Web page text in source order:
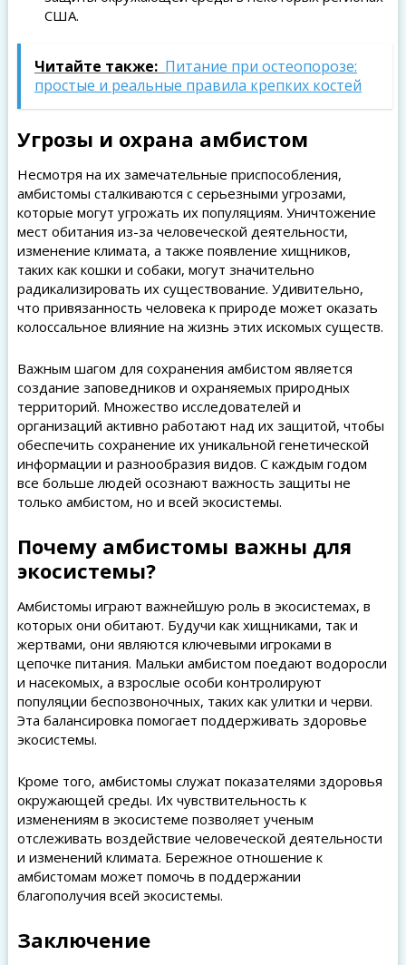
США.
Читайте также: Питание при остеопорозе:
простые и реальные правила крепких костей
Угрозы и охрана амбистом
Несмотря на их замечательные приспособления,
амбистомы сталкиваются с серьезными угрозами,
которые могут угрожать их популяциям. Уничтожение
мест обитания из-за человеческой деятельности,
изменение климата, а также появление хищников,
таких как кошки и собаки, могут значительно
радикализировать их существование. Удивительно,
что привязанность человека к природе может оказать
колоссальное влияние на жизнь этих искомых существ.
Важным шагом для сохранения амбистом является
создание заповедников и охраняемых природных
территорий. Множество исследователей и
организаций активно работают над их защитой, чтобы
обеспечить сохранение их уникальной генетической
информации и разнообразия видов. С каждым годом
все больше людей осознают важность защиты не
только амбистом, но и всей экосистемы.
Почему амбистомы важны для
экосистемы?
Амбистомы играют важнейшую роль в экосистемах, в
которых они обитают. Будучи как хищниками, так и
жертвами, они являются ключевыми игроками в
цепочке питания. Мальки амбистом поедают водоросли
и насекомых, а взрослые особи контролируют
популяции беспозвоночных, таких как улитки и черви.
Эта балансировка помогает поддерживать здоровье
экосистемы.
Кроме того, амбистомы служат показателями здоровья
окружающей среды. Их чувствительность к
изменениям в экосистеме позволяет ученым
отслеживать воздействие человеческой деятельности
и изменений климата. Бережное отношение к
амбистомам может помочь в поддержании
благополучия всей экосистемы.
Заключение